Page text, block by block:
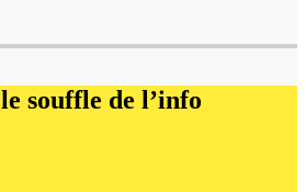
le souffle de l’info